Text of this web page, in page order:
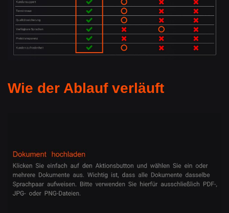
Wie der Ablauf verläuft